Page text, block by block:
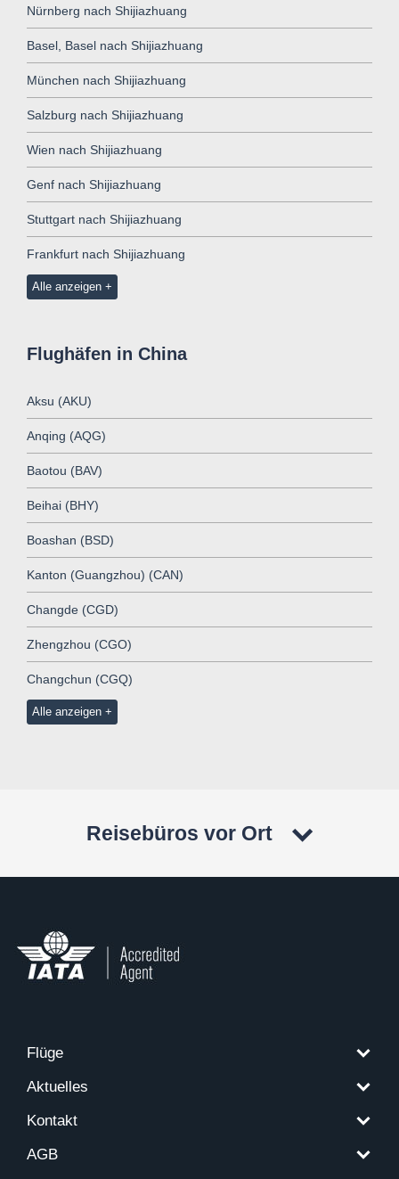
Nürnberg nach Shijiazhuang
Basel, Basel nach Shijiazhuang
München nach Shijiazhuang
Salzburg nach Shijiazhuang
Wien nach Shijiazhuang
Genf nach Shijiazhuang
Stuttgart nach Shijiazhuang
Frankfurt nach Shijiazhuang
Alle anzeigen
Flughäfen in China
Aksu (AKU)
Anqing (AQG)
Baotou (BAV)
Beihai (BHY)
Boashan (BSD)
Kanton (Guangzhou) (CAN)
Changde (CGD)
Zhengzhou (CGO)
Changchun (CGQ)
Alle anzeigen
Reisebüros vor Ort
Flüge
Aktuelles
Kontakt
AGB